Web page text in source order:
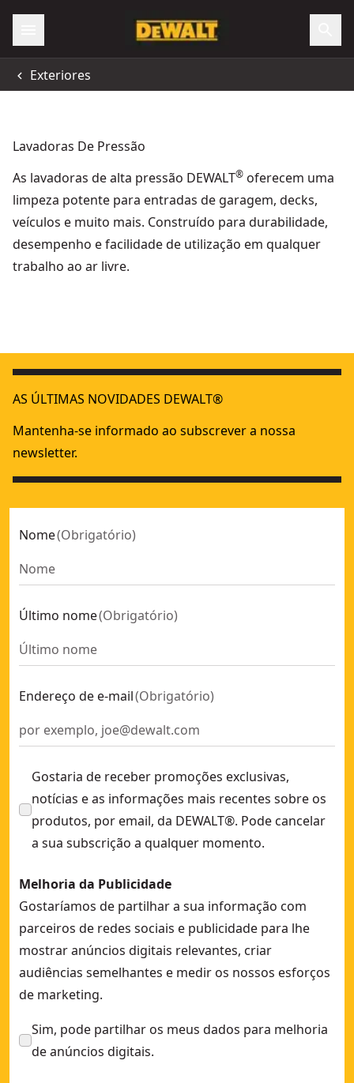
Exteriores
Lavadoras De Pressão
As lavadoras de alta pressão DEWALT® oferecem uma
limpeza potente para entradas de garagem, decks,
veículos e muito mais. Construído para durabilidade,
desempenho e facilidade de utilização em qualquer
trabalho ao ar livre.
Paisagismo e Hardscaping
18V XR
XR Flexvolt
AS ÚLTIMAS NOVIDADES DEWALT®
Mantenha-se informado ao subscrever a nossa
newsletter.
Nome(Obrigatório)
Último nome(Obrigatório)
Endereço de e-mail(Obrigatório)
Gostaria de receber promoções exclusivas,
notícias e as informações mais recentes sobre os
produtos, por email, da DEWALT®. Pode cancelar
a sua subscrição a qualquer momento.
Melhoria da Publicidade
Gostaríamos de partilhar a sua informação com
parceiros de redes sociais e publicidade para lhe
mostrar anúncios digitais relevantes, criar
audiências semelhantes e medir os nossos esforços
de marketing.
Sim, pode partilhar os meus dados para melhoria
de anúncios digitais.